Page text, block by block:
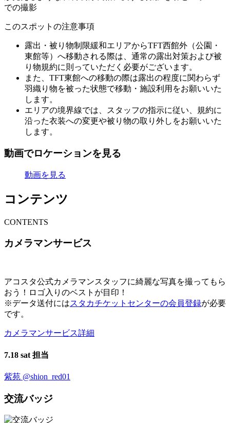
での撮影
このスポットの注意事項
露出・被り物制限緩和エリアからTFT西館外（公園・
東館等）へ移動される際は、通常の露出対策および被
り物規約に則っていただく必要がございます。
また、TFT東館への移動の際は露出の程度に関わらず
羽織り物を被った状態で移動・施設利用をお願いいた
します。
エリアの境界線では、スタッフの指示に従い、規約に
沿った衣装への変更や被り物の取り外しをお願いいた
します。
動画でロケーションを見る
動画を見る
コンテンツ
CONTENTS
カメラマンサービス
アコスタ公式カメラマンスタッフに綺麗な写真を撮ってもら
おう！ロゴ入りのベストが目印！
※データ送付にはスタカチケットセンターの会員登録が必要
です。
カメラマンサービス詳細
7.18 sat 担当
紫苑 @shion_red01
交流バッジ